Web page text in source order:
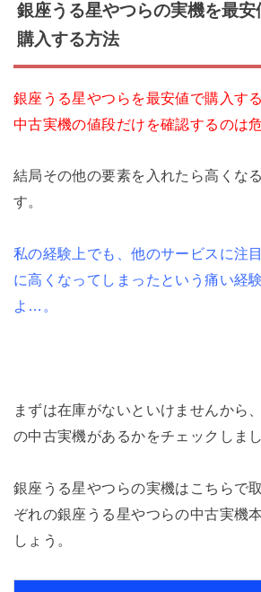
銀座うる星やつらの実機を最
購入する方法
銀座うる星やつらを最安値で購入す
中古実機の値段だけを確認するのは
結局その他の要素を入れたら高くな
す。
私の経験上でも、他のサービスに注
に高くなってしまったという痛い経
よ…。
まずは在庫がないといけませんから
の中古実機があるかをチェックしまし
銀座うる星やつらの実機はこちらで
ぞれの銀座うる星やつらの中古実機
しょう。